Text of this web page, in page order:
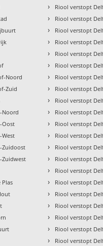
Noord
Zuid
Noord
Oost
Zuidoost
Zuidwest
Plas
› Riool verstopt
› Riool verstopt
› Riool verstopt
› Riool verstopt
› Riool verstopt
› Riool verstopt
› Riool verstopt
› Riool verstopt
› Riool verstopt
› Riool verstopt
› Riool verstopt
› Riool verstopt
› Riool verstopt
› Riool verstopt
› Riool verstopt
› Riool verstopt
› Riool verstopt
› Riool verstopt
› Riool verstopt
› Riool verstopt
› Riool verstopt